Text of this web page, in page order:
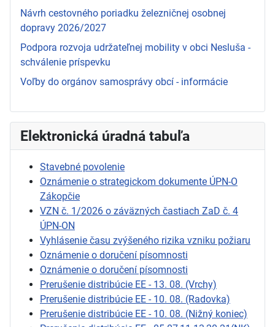
Návrh cestovného poriadku železničnej osobnej
dopravy 2026/2027
Podpora rozvoja udržateľnej mobility v obci Nesluša -
schválenie príspevku
Voľby do orgánov samosprávy obcí - informácie
Elektronická úradná tabuľa
Stavebné povolenie
Oznámenie o strategickom dokumente ÚPN-O
Zákopčie
VZN č. 1/2026 o záväzných častiach ZaD č. 4
ÚPN-ON
Vyhlásenie času zvýšeného rizika vzniku požiaru
Oznámenie o doručení písomnosti
Oznámenie o doručení písomnosti
Prerušenie distribúcie EE - 13. 08. (Vrchy)
Prerušenie distribúcie EE - 10. 08. (Radovka)
Prerušenie distribúcie EE - 10. 08. (Nižný koniec)